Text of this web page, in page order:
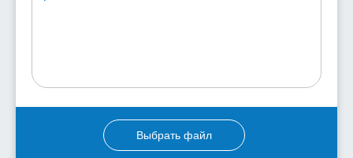
Выбрать файл